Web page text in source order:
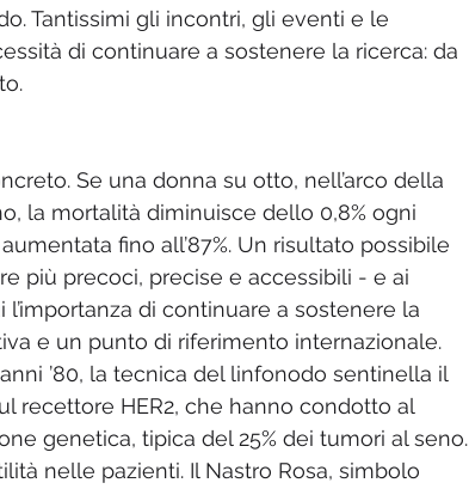
Tantissimi gli incontri, gli eventi e le
di continuare a sostenere la ricerca: da
Se una donna su otto, nell’arco della
la mortalità diminuisce dello 0,8% ogni
fino all’87%. Un risultato possibile
più precoci, precise e accessibili - e ai
di continuare a sostenere la
e un punto di riferimento internazionale.
’80, la tecnica del linfonodo sentinella il
recettore HER2, che hanno condotto al
genetica, tipica del 25% dei tumori al seno.
nelle pazienti. Il Nastro Rosa, simbolo